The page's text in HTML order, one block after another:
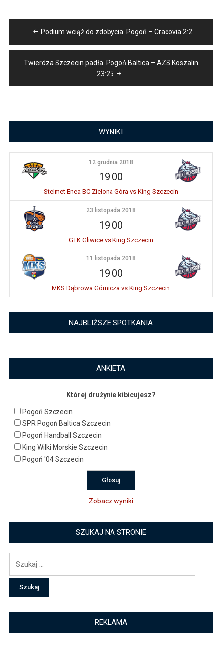
Nawigacja
wpisu
Podium wciąż do zdobycia. Pogoń – Cracovia 2:2
Twierdza Szczecin padła. Pogoń Baltica – AZS Koszalin
23:25
WYNIKI
12 grudnia 2018
19:00
Stelmet Enea BC Zielona Góra vs King Szczecin
23 listopada 2018
19:00
GTK Gliwice vs King Szczecin
11 listopada 2018
19:00
MKS Dąbrowa Górnicza vs King Szczecin
NAJBLIŻSZE SPOTKANIA
ANKIETA
Której drużynie kibicujesz?
Pogoń Szczecin
SPR Pogoń Baltica Szczecin
Pogoń Handball Szczecin
King Wilki Morskie Szczecin
Pogoń '04 Szczecin
Zobacz wyniki
SZUKAJ NA STRONIE
REKLAMA